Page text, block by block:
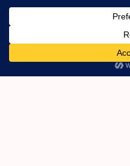
Ιστότοπος
Προσθήκη σχόλιου